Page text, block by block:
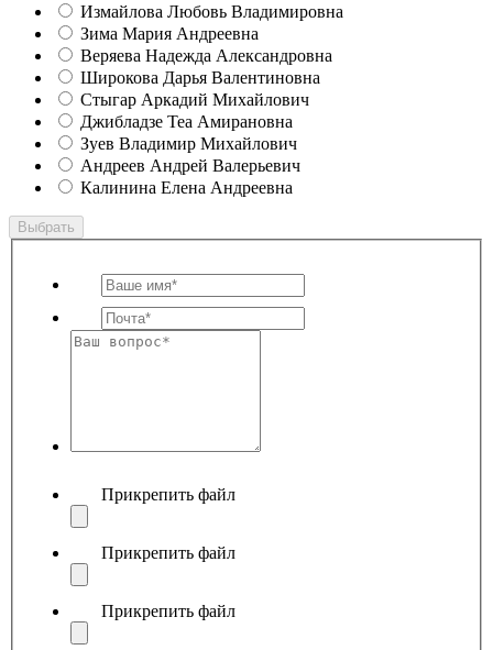
Измайлова Любовь Владимировна
Зима Мария Андреевна
Веряева Надежда Александровна
Широкова Дарья Валентиновна
Стыгар Аркадий Михайлович
Джибладзе Теа Амирановна
Зуев Владимир Михайлович
Андреев Андрей Валерьевич
Калинина Елена Андреевна
Выбрать
Прикрепить файл
Прикрепить файл
Прикрепить файл